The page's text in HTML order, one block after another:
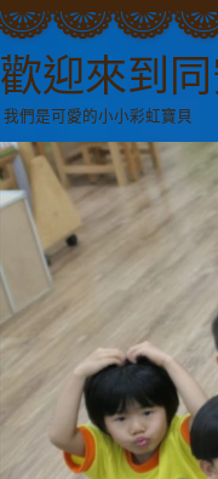
歡迎來到
我們是可愛的小小彩虹寶貝